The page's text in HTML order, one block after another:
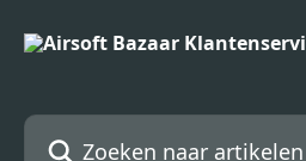
Zoeken naar artikelen ...